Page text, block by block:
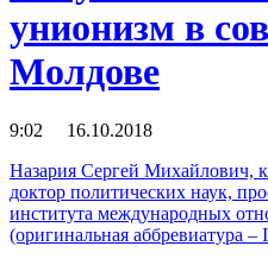
унионизм в
Молдове
9:02 16.10.2018
Назария Сергей Михайлович,
доктор политических наук,
института международных
(оригинальная аббревиатура